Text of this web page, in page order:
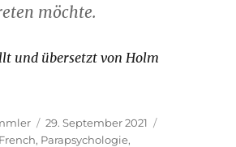
möchte.
und übersetzt von Holm
Veröffentlicht
am
29. September 2021
, Parapsychologie,